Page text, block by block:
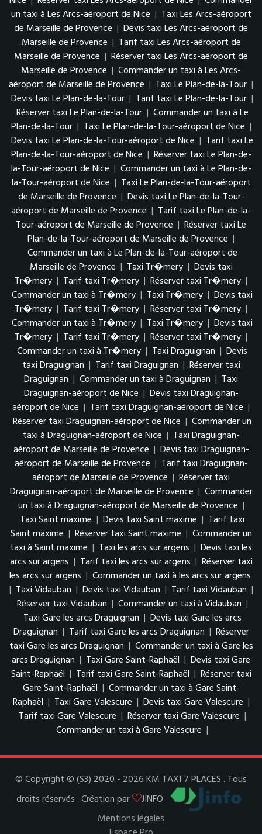
un taxi à Les Arcs-aéroport de Nice | Taxi Les Arcs-aéroport
de Marseille de Provence | Devis taxi Les Arcs-aéroport de
Marseille de Provence | Tarif taxi Les Arcs-aéroport de
Marseille de Provence | Réserver taxi Les Arcs-aéroport de
Marseille de Provence | Commander un taxi à Les Arcs-
aéroport de Marseille de Provence | Taxi Le Plan-de-la-Tour |
Devis taxi Le Plan-de-la-Tour | Tarif taxi Le Plan-de-la-Tour |
Réserver taxi Le Plan-de-la-Tour | Commander un taxi à Le
Plan-de-la-Tour | Taxi Le Plan-de-la-Tour-aéroport de Nice |
Devis taxi Le Plan-de-la-Tour-aéroport de Nice | Tarif taxi Le
Plan-de-la-Tour-aéroport de Nice | Réserver taxi Le Plan-de-
la-Tour-aéroport de Nice | Commander un taxi à Le Plan-de-
la-Tour-aéroport de Nice | Taxi Le Plan-de-la-Tour-aéroport
de Marseille de Provence | Devis taxi Le Plan-de-la-Tour-
aéroport de Marseille de Provence | Tarif taxi Le Plan-de-la-
Tour-aéroport de Marseille de Provence | Réserver taxi Le
Plan-de-la-Tour-aéroport de Marseille de Provence |
Commander un taxi à Le Plan-de-la-Tour-aéroport de
Marseille de Provence | Taxi Tr�mery | Devis taxi
Tr�mery | Tarif taxi Tr�mery | Réserver taxi Tr�mery |
Commander un taxi à Tr�mery | Taxi Tr�mery | Devis taxi
Tr�mery | Tarif taxi Tr�mery | Réserver taxi Tr�mery |
Commander un taxi à Tr�mery | Taxi Tr�mery | Devis taxi
Tr�mery | Tarif taxi Tr�mery | Réserver taxi Tr�mery |
Commander un taxi à Tr�mery | Taxi Draguignan | Devis
taxi Draguignan | Tarif taxi Draguignan | Réserver taxi
Draguignan | Commander un taxi à Draguignan | Taxi
Draguignan-aéroport de Nice | Devis taxi Draguignan-
aéroport de Nice | Tarif taxi Draguignan-aéroport de Nice |
Réserver taxi Draguignan-aéroport de Nice | Commander un
taxi à Draguignan-aéroport de Nice | Taxi Draguignan-
aéroport de Marseille de Provence | Devis taxi Draguignan-
aéroport de Marseille de Provence | Tarif taxi Draguignan-
aéroport de Marseille de Provence | Réserver taxi
Draguignan-aéroport de Marseille de Provence | Commander
un taxi à Draguignan-aéroport de Marseille de Provence |
Taxi Saint maxime | Devis taxi Saint maxime | Tarif taxi
Saint maxime | Réserver taxi Saint maxime | Commander un
taxi à Saint maxime | Taxi les arcs sur argens | Devis taxi les
arcs sur argens | Tarif taxi les arcs sur argens | Réserver taxi
les arcs sur argens | Commander un taxi à les arcs sur argens
| Taxi Vidauban | Devis taxi Vidauban | Tarif taxi Vidauban |
Réserver taxi Vidauban | Commander un taxi à Vidauban |
Taxi Gare les arcs Draguignan | Devis taxi Gare les arcs
Draguignan | Tarif taxi Gare les arcs Draguignan | Réserver
taxi Gare les arcs Draguignan | Commander un taxi à Gare les
arcs Draguignan | Taxi Gare Saint-Raphaël | Devis taxi Gare
Saint-Raphaël | Tarif taxi Gare Saint-Raphaël | Réserver taxi
Gare Saint-Raphaël | Commander un taxi à Gare Saint-
Raphaël | Taxi Gare Valescure | Devis taxi Gare Valescure |
Tarif taxi Gare Valescure | Réserver taxi Gare Valescure |
Commander un taxi à Gare Valescure |
© Copyright © (S3) 2020 - 2026 KM TAXI 7 PLACES . Tous
droits réservés . Création par
JINFO
Mentions légales